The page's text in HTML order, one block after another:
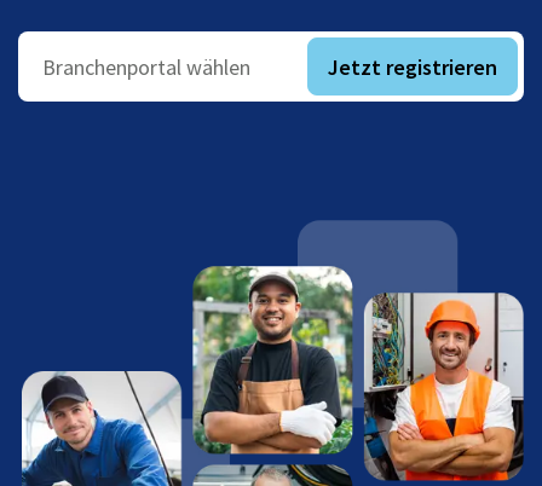
Branchenportal wählen Jetzt registrieren